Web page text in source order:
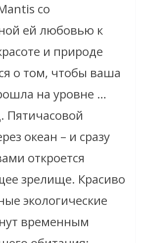
со
ей любовью к
и природе
о том, чтобы ваша
на уровне …
Пятичасовой
океан – и сразу
откроется
зрелище. Красиво
экологические
временным